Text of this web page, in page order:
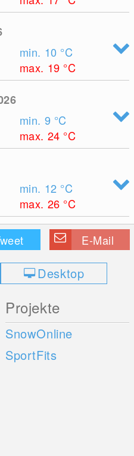
min. 10 °C
max. 19 °C
min. 9 °C
max. 24 °C
min. 12 °C
max. 26 °C
E-Mail
Desktop
Projekte
SnowOnline
SportFits